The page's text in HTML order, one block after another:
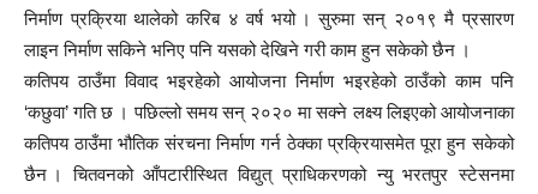
निर्माण प्रक्रिया थालेको करिब ४ वर्ष भयो । सुरुमा सन् २०१९ मै प्रसारण
लाइन निर्माण सकिने भनिए पनि यसको देखिने गरी काम हुन सकेको छैन ।
कतिपय ठाउँमा विवाद भइरहेको आयोजना निर्माण भइरहेको ठाउँको काम पनि
‘कछुवा’ गति छ । पछिल्लो समय सन् २०२० मा सक्ने लक्ष्य लिइएको आयोजनाका
कतिपय ठाउँमा भौतिक संरचना निर्माण गर्न ठेक्का प्रक्रियासमेत पूरा हुन सकेको
छैन । चितवनको आँपटारीस्थित विद्युत् प्राधिकरणको न्यु भरतपुर स्टेसनमा